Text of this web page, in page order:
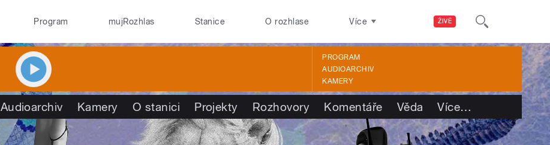
ŽIVĚ
Program mujRozhlas Stanice O rozhlase Více
PROGRAM
AUDIOARCHIV
KAMERY
Audioarchiv Kamery O stanici Projekty Rozhovory Komentáře Věda Více…